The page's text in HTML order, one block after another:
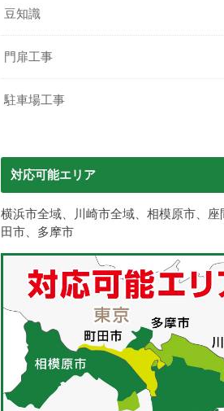
豆知識
門扉工事
駐車場工事
対応可能エリア
横浜市全域、川崎市全域、相模原市、座
田市、多摩市